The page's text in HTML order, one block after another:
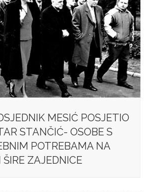
MESIĆ POSJETIO
STANČIĆ- OSOBE S
POTREBAMA NA
ŠIRE ZAJEDNICE